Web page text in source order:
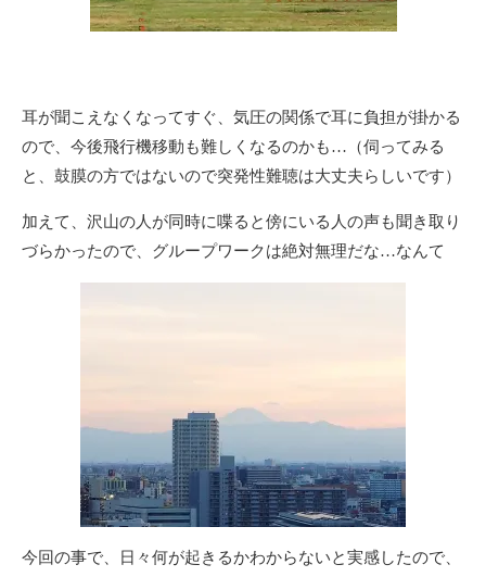
耳が聞こえなくなってすぐ、気圧の関係で耳に負担が掛かる
ので、今後飛行機移動も難しくなるのかも…（伺ってみる
と、鼓膜の方ではないので突発性難聴は大丈夫らしいです）
加えて、沢山の人が同時に喋ると傍にいる人の声も聞き取り
づらかったので、グループワークは絶対無理だな…なんて
今回の事で、日々何が起きるかわからないと実感したので、